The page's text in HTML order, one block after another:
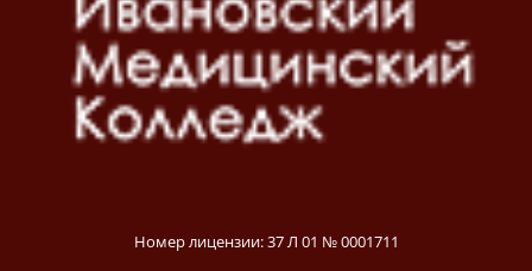
Номер лицензии: 37 Л 01 № 0001711